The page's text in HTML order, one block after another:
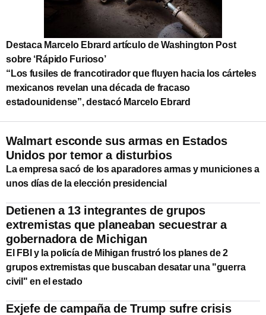
Destaca Marcelo Ebrard artículo de Washington Post
sobre ‘Rápido Furioso’
“Los fusiles de francotirador que fluyen hacia los cárteles
mexicanos revelan una década de fracaso
estadounidense”, destacó Marcelo Ebrard
Walmart esconde sus armas en Estados
Unidos por temor a disturbios
La empresa sacó de los aparadores armas y municiones a
unos días de la elección presidencial
Detienen a 13 integrantes de grupos
extremistas que planeaban secuestrar a
gobernadora de Michigan
El FBI y la policía de Mihigan frustró los planes de 2
grupos extremistas que buscaban desatar una "guerra
civil" en el estado
Exjefe de campaña de Trump sufre crisis